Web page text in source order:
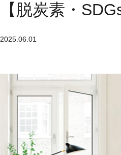
【脱炭素・
2025.06.01